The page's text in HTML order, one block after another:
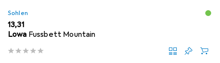
Sohlen
EUR
13,31
Lowa Fussbett Mountain